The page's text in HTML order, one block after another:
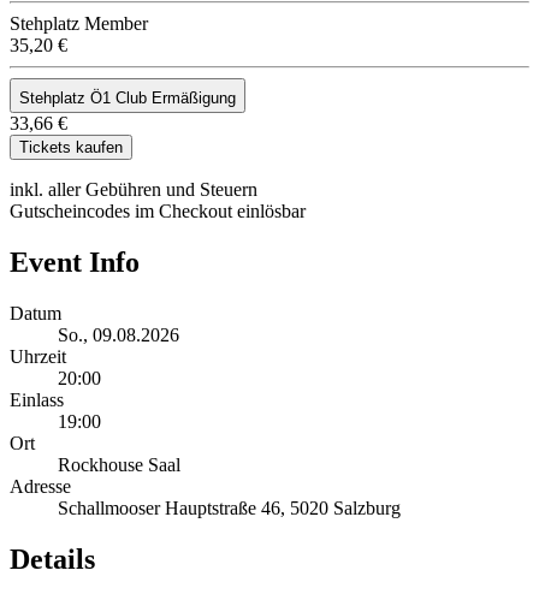
Stehplatz Member
35,20 €
Stehplatz Ö1 Club Ermäßigung
33,66 €
Tickets kaufen
inkl. aller Gebühren und Steuern
Gutscheincodes im Checkout einlösbar
Event Info
Datum
So., 09.08.2026
Uhrzeit
20:00
Einlass
19:00
Ort
Rockhouse Saal
Adresse
Schallmooser Hauptstraße 46, 5020 Salzburg
Details